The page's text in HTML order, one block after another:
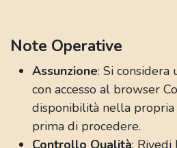
Note Operative
Assunzione: Si considera
con accesso al browser
disponibilità nella propria
prima di procedere.
Controllo Qualità: